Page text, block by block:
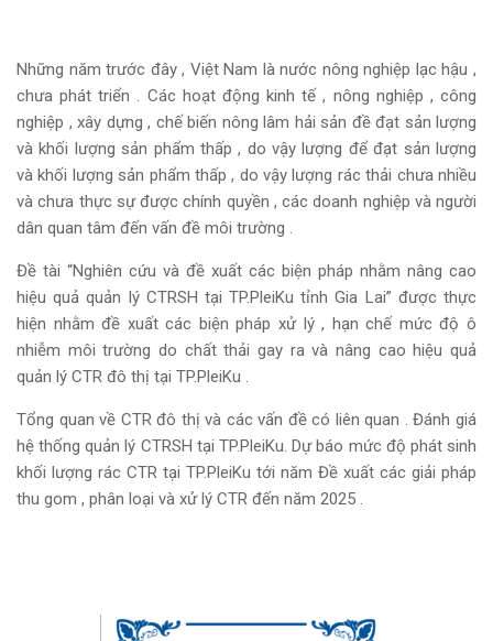
Những năm trước đây , Việt Nam là nước nông nghiệp lạc hậu ,
chưa pháttriển . Các hoạt động kinh tế , nông nghiệp , công
nghiệp , xây dựng , chế biến nông lâm hải sản đề đạt sản lượng
và khối lượng sản phẩm thấp , do vậy lượng để đạt sản lượng
và khối lượng sản phẩm thấp , do vậy lượng rác thải chưa nhiều
và chưa thực sự được chính quyền , các doanh nghiệp và người
dân quan tâm đến vấn đề môi trường .
Đề tài “Nghiên cứu và đề xuất các biện pháp nhằm nâng cao
hiệu quả quản lý CTRSH tại TP.PleiKu tỉnh Gia Lai” được thực
hiện nhằm đề xuất các biệnpháp xử lý , hạn chế mức độ ô
nhiễm môi trường do chất thải gay ra và nâng caohiệu quả
quản lý CTR đô thị tại TP.PleiKu .
Tổng quan về CTR đô thị và các vấn đề có liên quan .Đánh giá
hệ thống quản lý CTRSH tại TP.PleiKu. Dự báo mức độ phát sinh
khối lượng rác CTR tại TP.PleiKu tới năm Đề xuất các giải pháp
thu gom , phân loại và xử lý CTR đến năm 2025 .